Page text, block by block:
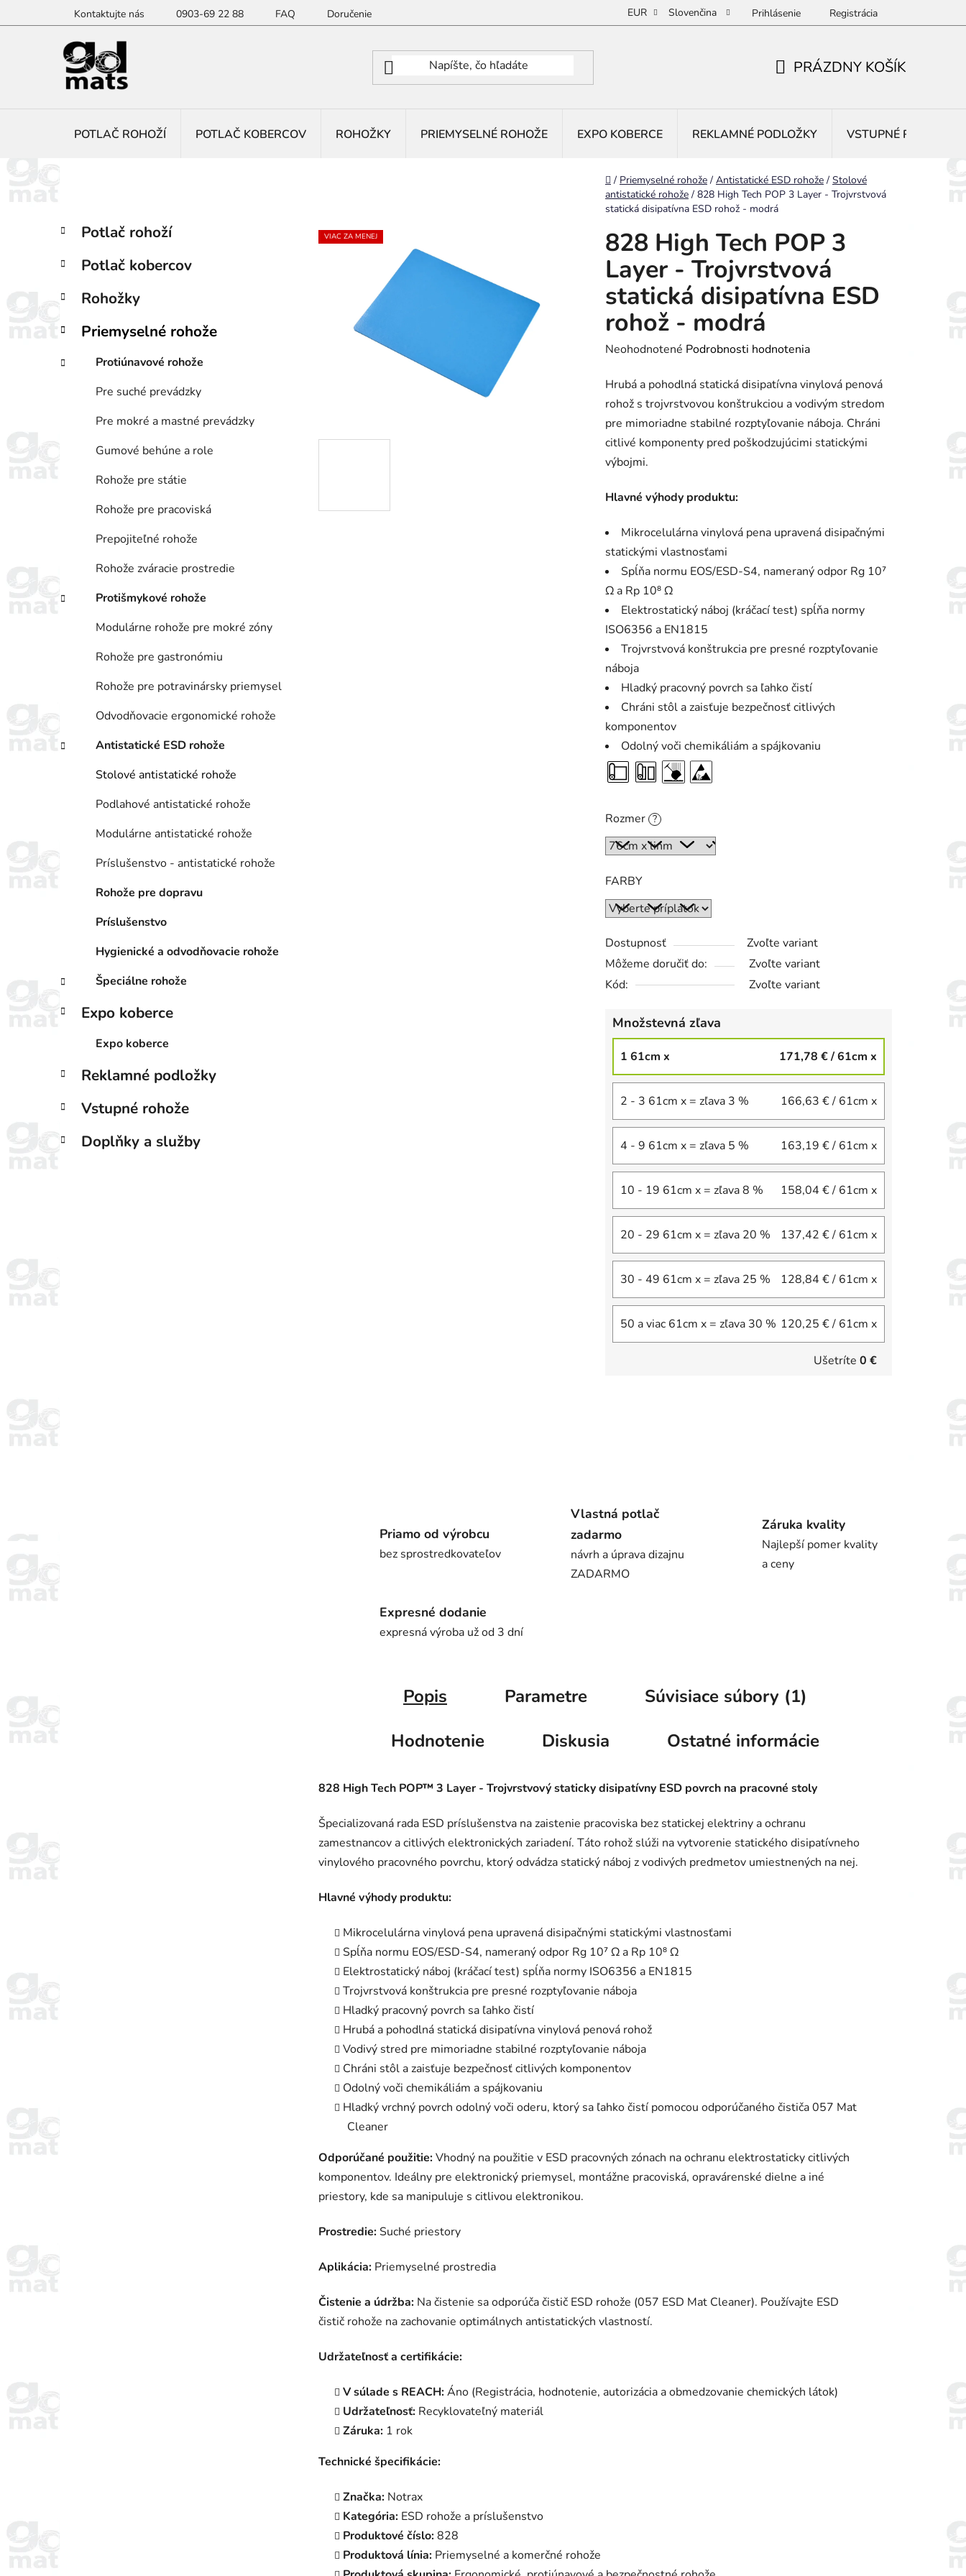
na
Kontaktujte nás 0903-69 22 88 FAQ Doručenie EUR Slovenčina Prihlásenie Registrácia
PRÁZDNY KOŠÍK
POTLAČ ROHOŽÍ POTLAČ KOBERCOV ROHOŽKY PRIEMYSELNÉ ROHOŽE EXPO KOBERCE REKLAMNÉ PODLOŽKY VSTUPNÉ ROHOŽE
Domov
/ Priemyselné rohože / Antistatické ESD rohože / Stolové
antistatické rohože / 828 High Tech POP 3 Layer - Trojvrstvová
statická disipatívna ESD rohož - modrá
B
č
ý
a
n
e
Preskočiť
kategórie
K
a
e
ó
i
Potlač rohoží
Potlač kobercov
Rohožky
Priemyselné rohože
Protiúnavové rohože
Pre suché prevádzky
Pre mokré a mastné prevádzky
Gumové behúne a role
Rohože pre státie
Rohože pre pracoviská
Prepojiteľné rohože
Rohože zváracie prostredie
Protišmykové rohože
Modulárne rohože pre mokré zóny
Rohože pre gastronómiu
Rohože pre potravinársky priemysel
Odvodňovacie ergonomické rohože
Antistatické ESD rohože
Stolové antistatické rohože
Podlahové antistatické rohože
Modulárne antistatické rohože
Príslušenstvo - antistatické rohože
Rohože pre dopravu
Príslušenstvo
Hygienické a odvodňovacie rohože
Špeciálne rohože
Expo koberce
Expo koberce
Reklamné podložky
Vstupné rohože
Doplňky a služby
828 High Tech POP 3
Layer - Trojvrstvová
statická disipatívna ESD
rohož - modrá
Priemerné
produktu
je
0,0
z
5
Neohodnotené Podrobnosti hodnotenia
Hrubá a pohodlná statická disipatívna vinylová penová
rohož s trojvrstvovou konštrukciou a vodivým stredom
pre mimoriadne stabilné rozptyľovanie náboja. Chráni
citlivé komponenty pred poškodzujúcimi statickými
výbojmi.
Hlavné výhody produktu:
Mikrocelulárna vinylová pena upravená disipačnými
statickými vlastnosťami
Spĺňa normu EOS/ESD-S4, nameraný odpor Rg 10⁷
Ω a Rp 10⁸ Ω
Elektrostatický náboj (kráčací test) spĺňa normy
ISO6356 a EN1815
Trojvrstvová konštrukcia pre presné rozptyľovanie
náboja
Hladký pracovný povrch sa ľahko čistí
Chráni stôl a zaisťuje bezpečnosť citlivých
komponentov
Odolný voči chemikáliám a spájkovaniu
Rozmer ?
FARBY
Dostupnosť
Zvoľte variant
Môžeme doručiť do:
Zvoľte variant
Kód:
Zvoľte variant
Množstevná zľava
1 61cm x 171,78 €/ 61cm x
2 - 3 61cm x = zľava 3 % 166,63 €/ 61cm x
4 - 9 61cm x = zľava 5 % 163,19 €/ 61cm x
10 - 19 61cm x = zľava 8 % 158,04 €/ 61cm x
20 - 29 61cm x = zľava 20 % 137,42 €/ 61cm x
30 - 49 61cm x = zľava 25 % 128,84 €/ 61cm x
50 a viac 61cm x = zľava 30 % 120,25 €/ 61cm x
Ušetríte 0 €
VIAC ZA MENEJ
Priamo od výrobcu
bez sprostredkovateľov
Vlastná potlač
zadarmo
návrh a úprava dizajnu
ZADARMO
Záruka kvality
Najlepší pomer kvality
a ceny
Expresné dodanie
expresná výroba už od 3 dní
Popis Parametre
Súvisiace súbory (1)
Hodnotenie
Diskusia Ostatné informácie
828 High Tech POP™ 3 Layer - Trojvrstvový staticky disipatívny ESD povrch na pracovné stoly
Špecializovaná rada ESD príslušenstva na zaistenie pracoviska bez statickej elektriny a ochranu
zamestnancov a citlivých elektronických zariadení. Táto rohož slúži na vytvorenie statického disipatívneho
vinylového pracovného povrchu, ktorý odvádza statický náboj z vodivých predmetov umiestnených na nej.
Hlavné výhody produktu:
Mikrocelulárna vinylová pena upravená disipačnými statickými vlastnosťami
Spĺňa normu EOS/ESD-S4, nameraný odpor Rg 10⁷ Ω a Rp 10⁸ Ω
Elektrostatický náboj (kráčací test) spĺňa normy ISO6356 a EN1815
Trojvrstvová konštrukcia pre presné rozptyľovanie náboja
Hladký pracovný povrch sa ľahko čistí
Hrubá a pohodlná statická disipatívna vinylová penová rohož
Vodivý stred pre mimoriadne stabilné rozptyľovanie náboja
Chráni stôl a zaisťuje bezpečnosť citlivých komponentov
Odolný voči chemikáliám a spájkovaniu
Hladký vrchný povrch odolný voči oderu, ktorý sa ľahko čistí pomocou odporúčaného čističa 057 Mat
Cleaner
Odporúčané použitie:Vhodný na použitie v ESD pracovných zónach na ochranu elektrostaticky citlivých
komponentov. Ideálny pre elektronický priemysel, montážne pracoviská, opravárenské dielne a iné
priestory, kde sa manipuluje s citlivou elektronikou.
Prostredie:Suché priestory
Aplikácia: Priemyselné prostredia
Čistenie a údržba: Na čistenie sa odporúča čistič ESD rohože (057 ESD Mat Cleaner). Používajte ESD
čistič rohože na zachovanie optimálnych antistatických vlastností.
Udržateľnosť a certifikácie:
V súlade s REACH:Áno (Registrácia, hodnotenie, autorizácia a obmedzovanie chemických látok)
Udržateľnosť: Recyklovateľný materiál
Záruka: 1 rok
Technické špecifikácie:
Značka: Notrax
Kategória: ESD rohože a príslušenstvo
Produktové číslo:828
Produktová línia: Priemyselné a komerčné rohože